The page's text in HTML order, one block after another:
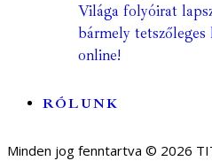
Világa folyóirat
bármely tetszőleges
online!
RÓLUNK
Minden jog fenntartva © 2026